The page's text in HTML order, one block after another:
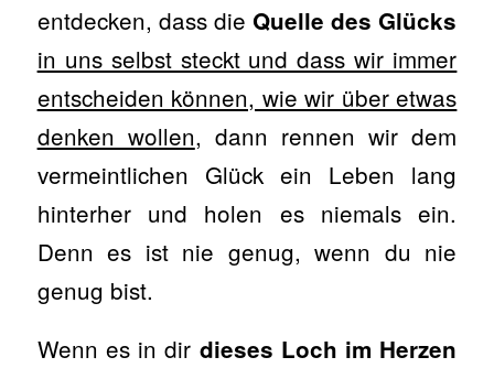
entdecken, dass dieQuelle des Glücks
in uns selbst steckt und dass wir immer
entscheiden können, wie wir über etwas
denken wollen, dann rennen wir dem
vermeintlichen Glück ein Leben lang
hinterher und holen es niemals ein.
Denn es ist nie genug, wenn du nie
genug bist.
Wenn es in dir dieses Loch im Herzen